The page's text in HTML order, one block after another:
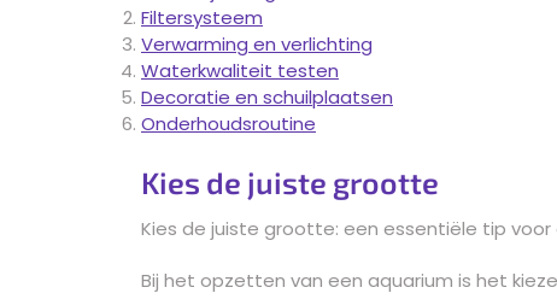
Filtersysteem
Verwarming en verlichting
Waterkwaliteit testen
Decoratie en schuilplaatsen
Onderhoudsroutine
Kies de juiste grootte
Kies de juiste grootte: een essentiële tip
Bij het opzetten van een aquarium is het